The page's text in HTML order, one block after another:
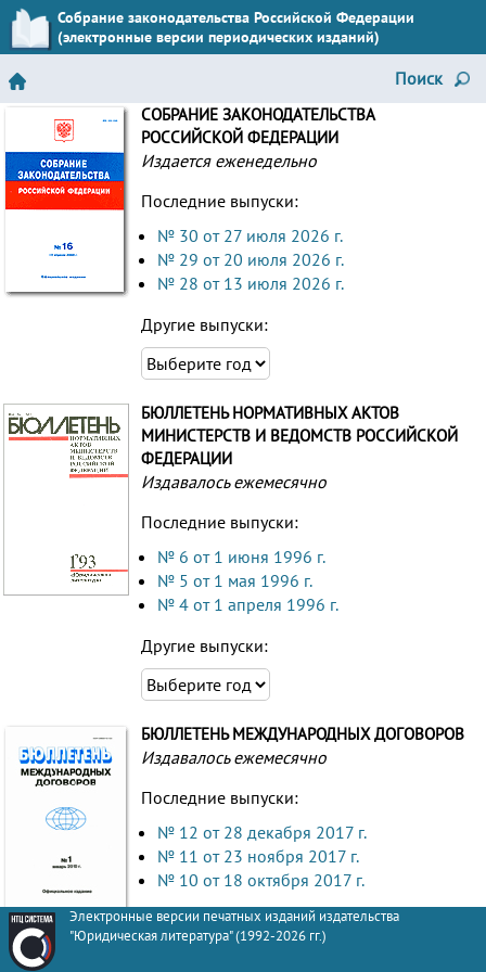
Собрание законодательства Российской Федерации
(электронные версии периодических изданий)
Поиск
СОБРАНИЕ ЗАКОНОДАТЕЛЬСТВА
РОССИЙСКОЙ ФЕДЕРАЦИИ
Издается еженедельно
Последние выпуски:
№ 30 от 27 июля 2026 г.
№ 29 от 20 июля 2026 г.
№ 28 от 13 июля 2026 г.
Другие выпуски:
БЮЛЛЕТЕНЬ НОРМАТИВНЫХ АКТОВ
МИНИСТЕРСТВ И ВЕДОМСТВ РОССИЙСКОЙ
ФЕДЕРАЦИИ
Издавалось ежемесячно
Последние выпуски:
№ 6 от 1 июня 1996 г.
№ 5 от 1 мая 1996 г.
№ 4 от 1 апреля 1996 г.
Другие выпуски:
БЮЛЛЕТЕНЬ МЕЖДУНАРОДНЫХ ДОГОВОРОВ
Издавалось ежемесячно
Последние выпуски:
№ 12 от 28 декабря 2017 г.
№ 11 от 23 ноября 2017 г.
№ 10 от 18 октября 2017 г.
Другие выпуски:
Электронные версии печатных изданий издательства
"Юридическая литература" (1992-2026 гг.)